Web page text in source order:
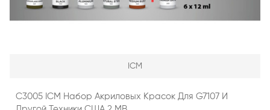
ICM
C3005 ICM Набор Акриловых Красок Для G7107 И